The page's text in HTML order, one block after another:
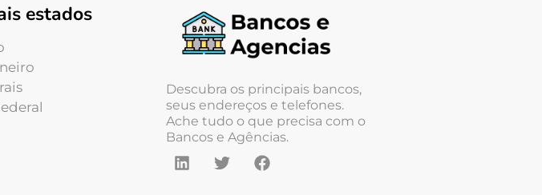
estados
Descubra os principais bancos,
seus endereços e telefones.
Ache tudo o que precisa com o
Bancos e Agências.